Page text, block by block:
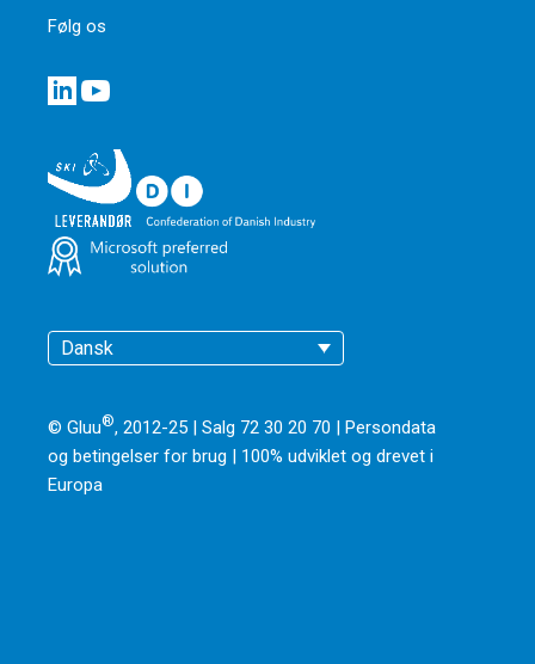
Følg os
Dansk
© Gluu®, 2012-25 | Salg 72 30 20 70 | Persondata
og betingelser for brug | 100% udviklet og drevet i
Europa